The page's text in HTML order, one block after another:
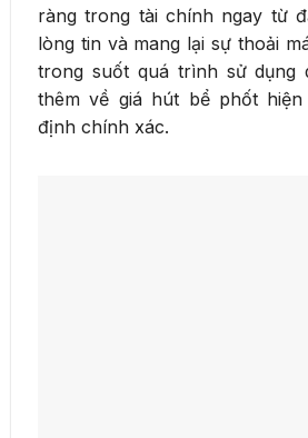
ràng trong tài chính ngay từ
lòng tin và mang lại sự thoải
trong suốt quá trình sử dụng
thêm về giá hút bể phốt
định chính xác.